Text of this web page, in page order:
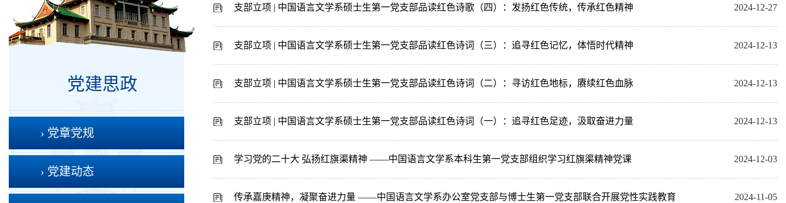
党建思政
› 党章党规
› 党建动态
2024-12-27
支部立项 | 中国语言文学系硕士生第一党支部品读红色诗歌（四）：发扬红色传统，传承红色精神
2024-12-13
支部立项 | 中国语言文学系硕士生第一党支部品读红色诗词（三）：追寻红色记忆，体悟时代精神
2024-12-13
支部立项 | 中国语言文学系硕士生第一党支部品读红色诗词（二）：寻访红色地标，赓续红色血脉
2024-12-13
支部立项 | 中国语言文学系硕士生第一党支部品读红色诗词（一）：追寻红色足迹，汲取奋进力量
2024-12-03
学习党的二十大 弘扬红旗渠精神 ——中国语言文学系本科生第一党支部组织学习红旗渠精神党课
2024-11-05
传承嘉庚精神，凝聚奋进力量 ——中国语言文学系办公室党支部与博士生第一党支部联合开展党性实践教育